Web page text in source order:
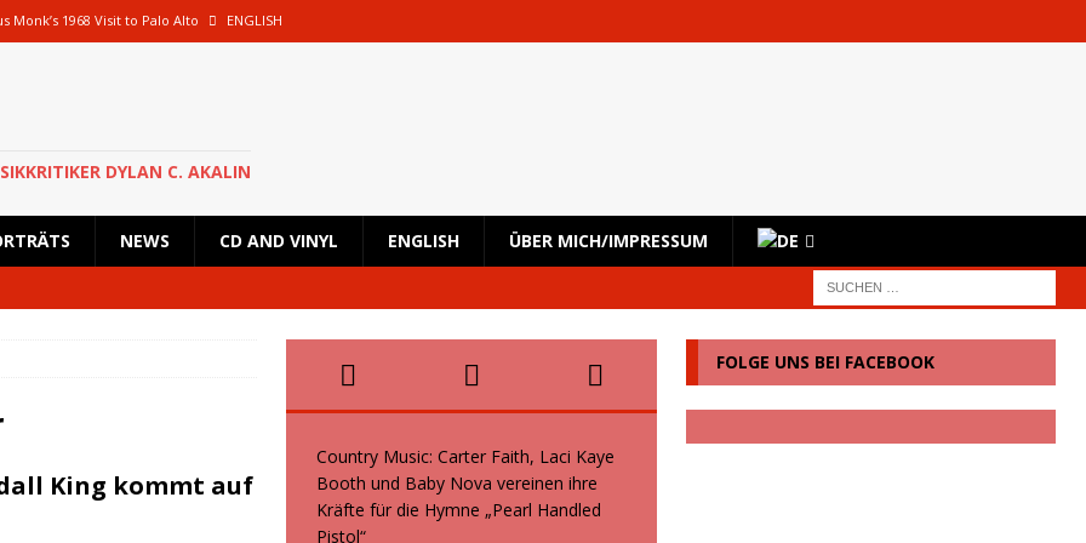
Monk’s 1968 Visit to Palo Alto ENGLISH
Creole and the Coconuts und Boogie Wonderstars machen den
italienische Fans machen den KunstRasen Bonn zu einem Platz der
DYLAN C. AKALIN
NEWS CD AND VINYL ENGLISH ÜBER MICH/IMPRESSUM
King kommt auf
Country Music: Carter Faith, Laci Kaye
Booth und Baby Nova vereinen ihre
Kräfte für die Hymne „Pearl Handled
Pistol“
FOLGE UNS BEI FACEBOOK